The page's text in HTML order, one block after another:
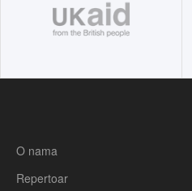
O nama
Repertoar